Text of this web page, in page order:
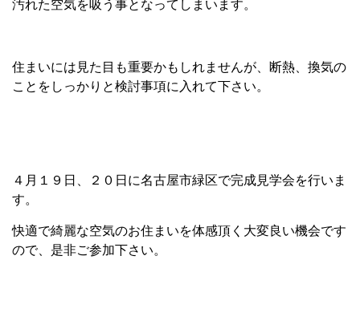
汚れた空気を吸う事となってしまいます。
住まいには見た目も重要かもしれませんが、断熱、換気の
ことをしっかりと検討事項に入れて下さい。
４月１９日、２０日に名古屋市緑区で完成見学会を行いま
す。
快適で綺麗な空気のお住まいを体感頂く大変良い機会です
ので、是非ご参加下さい。